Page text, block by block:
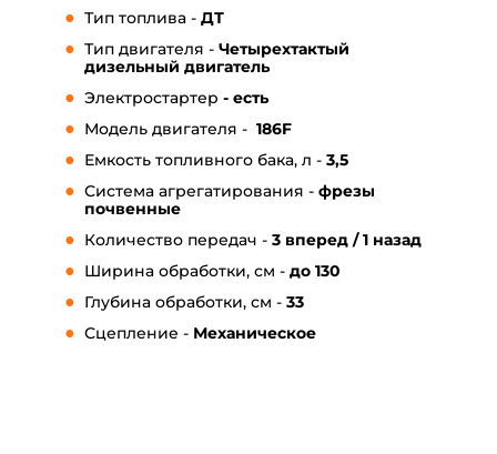
Тип топлива - ДТ
Тип двигателя - Четырехтактый
дизельный двигатель
Электростартер - есть
Модель двигателя - 186F
Емкость топливного бака, л - 3,5
Система агрегатирования - фрезы
почвенные
Количество передач - 3 вперед / 1 назад
Ширина обработки, см - до 130
Глубина обработки, см - 33
Сцепление - Механическое